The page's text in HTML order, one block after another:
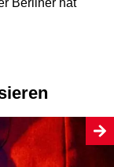
Berliner hat